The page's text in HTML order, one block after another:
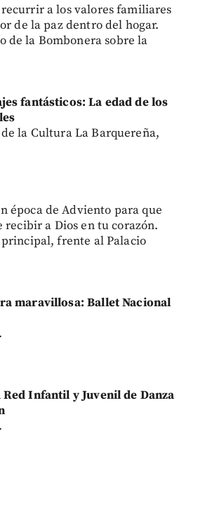
a los valores familiares
de la paz dentro del hogar.
de la Bombonera sobre la
fantásticos: La edad de los
la Cultura La Barquereña,
época de Adviento para que
recibir a Dios en tu corazón.
frente al Palacio
maravillosa: Ballet Nacional
Infantil y Juvenil de Danza